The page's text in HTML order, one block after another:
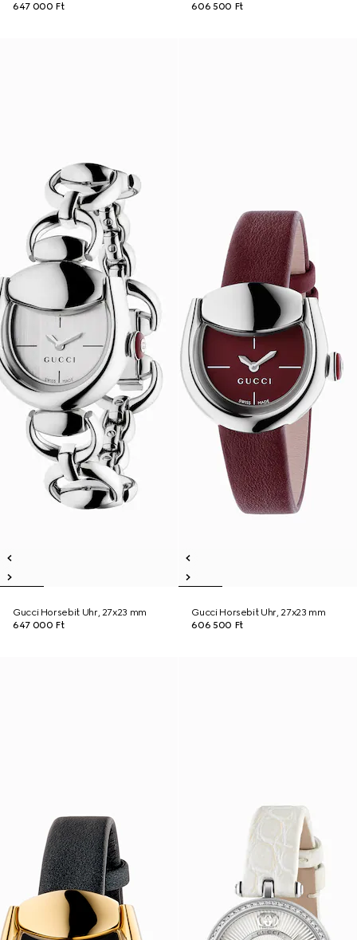
647 000 Ft
606 500 Ft
Gucci Horsebit Uhr, 27x23 mm
647 000 Ft
Gucci Horsebit Uhr, 27x23 mm
606 500 Ft